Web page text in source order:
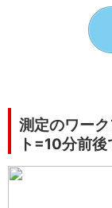
測定のワー
ト=10分前後